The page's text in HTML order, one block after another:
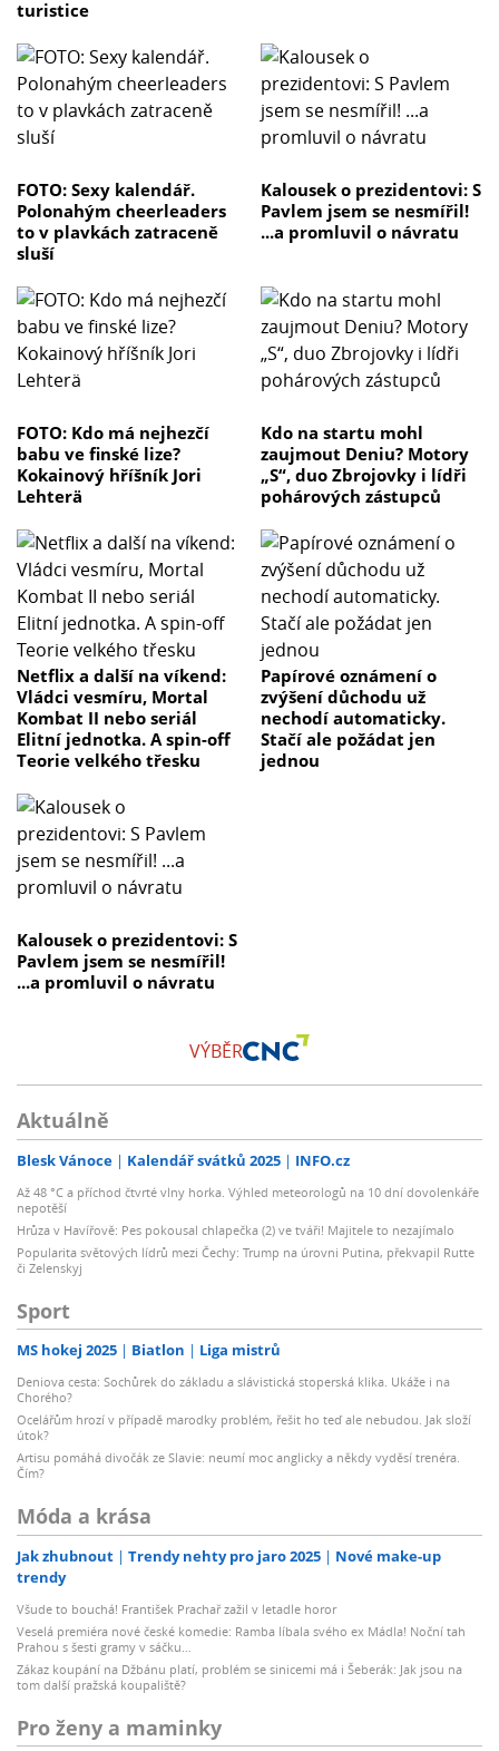
turistice
FOTO: Sexy kalendář.
Polonahým cheerleaders
to v plavkách zatraceně
sluší
Kalousek o prezidentovi: S
Pavlem jsem se nesmířil!
...a promluvil o návratu
FOTO: Kdo má nejhezčí
babu ve finské lize?
Kokainový hříšník Jori
Lehterä
Kdo na startu mohl
zaujmout Deniu? Motory
„S“, duo Zbrojovky i lídři
pohárových zástupců
Netflix a další na víkend:
Vládci vesmíru, Mortal
Kombat II nebo seriál
Elitní jednotka. A spin-off
Teorie velkého třesku
Papírové oznámení o
zvýšení důchodu už
nechodí automaticky.
Stačí ale požádat jen
jednou
Kalousek o prezidentovi: S
Pavlem jsem se nesmířil!
...a promluvil o návratu
VÝBĚR
Aktuálně
Blesk Vánoce Kalendář svátků 2025 INFO.cz
Až 48 °C a příchod čtvrté vlny horka. Výhled meteorologů na 10 dní dovolenkáře
nepotěší
Hrůza v Havířově: Pes pokousal chlapečka (2) ve tváři! Majitele to nezajímalo
Popularita světových lídrů mezi Čechy: Trump na úrovni Putina, překvapil Rutte
či Zelenskyj
Sport
MS hokej 2025 Biatlon Liga mistrů
Deniova cesta: Sochůrek do základu a slávistická stoperská klika. Ukáže i na
Chorého?
Ocelářům hrozí v případě marodky problém, řešit ho teď ale nebudou. Jak složí
útok?
Artisu pomáhá divočák ze Slavie: neumí moc anglicky a někdy vyděsí trenéra.
Čím?
Móda a krása
Jak zhubnout Trendy nehty pro jaro 2025
Nové make-up
trendy
Všude to bouchá! František Prachař zažil v letadle horor
Veselá premiéra nové české komedie: Ramba líbala svého ex Mádla! Noční tah
Prahou s šesti gramy v sáčku…
Zákaz koupání na Džbánu platí, problém se sinicemi má i Šeberák: Jak jsou na
tom další pražská koupaliště?
Pro ženy a maminky